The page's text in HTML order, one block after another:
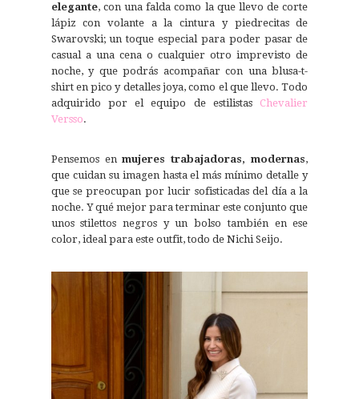
elegante, con una falda como la que llevo de corte
lápiz con volante a la cintura y piedrecitas de
Swarovski; un toque especial para poder pasar de
casual a una cena o cualquier otro imprevisto de
noche, y que podrás acompañar con una blusa-t-
shirt en pico y detalles joya, como el que llevo. Todo
adquirido por el equipo de estilistas Chevalier
Versso.
Pensemos enmujeres trabajadoras, modernas,
que cuidan su imagen hasta el más mínimo detalle y
que se preocupan por lucir sofisticadas del día a la
noche. Y qué mejor para terminar este conjunto que
unos stilettos negros y un bolso también en ese
color, ideal para este outfit, todo de Nichi Seijo.